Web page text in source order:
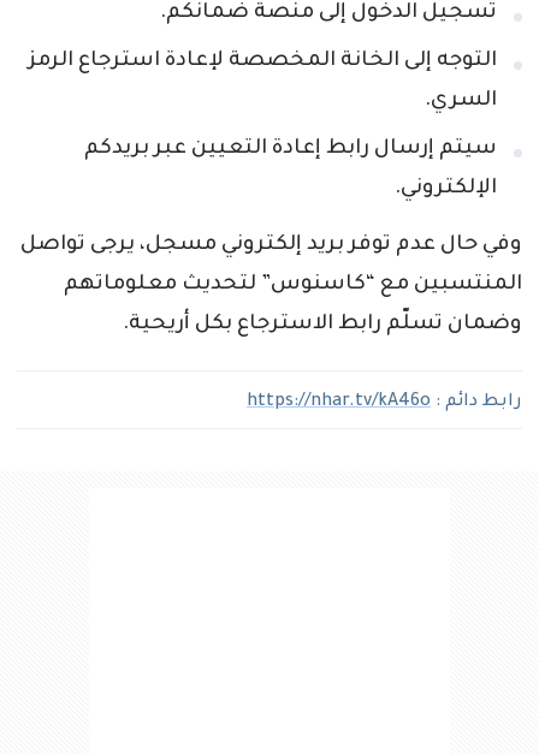
تسجيل الدخول إلى منصة ضمانكم.
التوجه إلى الخانة المخصصة لإعادة استرجاع الرمز
السري.
سيتم إرسال رابط إعادة التعيين عبر بريدكم
الإلكتروني.
وفي حال عدم توفر بريد إلكتروني مسجل، يرجى تواصل
المنتسبين مع “كاسنوس” لتحديث معلوماتهم
وضمان تسلّم رابط الاسترجاع بكل أريحية.
رابط دائم : https://nhar.tv/kA46o